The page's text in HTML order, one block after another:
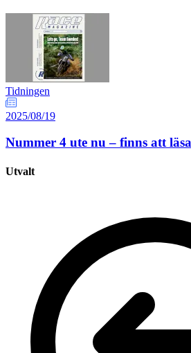
Tidningen
2025/08/19
Nummer 4 ute nu – finns att
Utvalt